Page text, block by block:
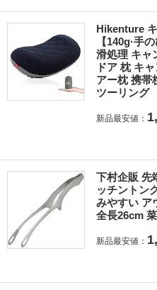
Hikenture
【140g·手
滑処理 キャ
ドア 枕 キ
アー枕 携帯
ツーリング
新品最安値：
下村企販 先
ッチントン
みやすい ア
全長26cm
新品最安値：